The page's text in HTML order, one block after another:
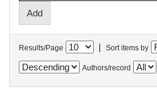
Results/Page | Sort items by
Authors/record